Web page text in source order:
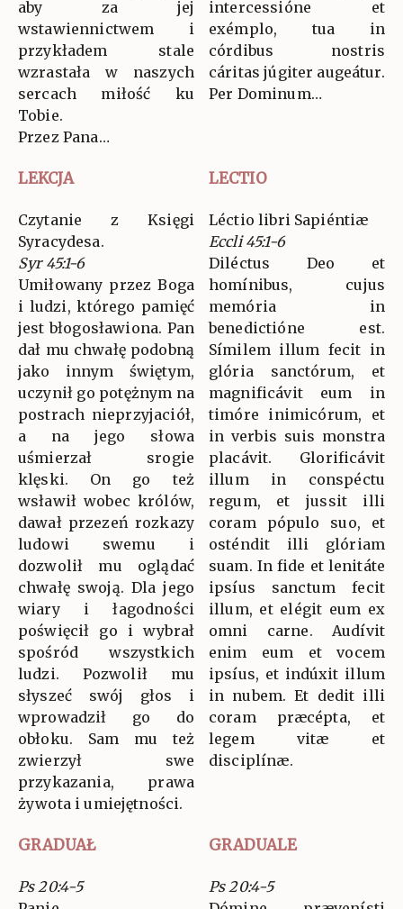
aby za jej
wstawiennictwem i
przykładem stale
wzrastała w naszych
sercach miłość ku
Tobie.
Przez Pana…
intercessióne et
exémplo, tua in
córdibus nostris
cáritas júgiter augeátur.
Per Dominum…
LEKCJA LECTIO
Czytanie z Księgi
Syracydesa.
Syr 45:1-6
Umiłowany przez Boga
i ludzi, którego pamięć
jest błogosławiona. Pan
dał mu chwałę podobną
jako innym świętym,
uczynił go potężnym na
postrach nieprzyjaciół,
a na jego słowa
uśmierzał srogie
klęski. On go też
wsławił wobec królów,
dawał przezeń rozkazy
ludowi swemu i
dozwolił mu oglądać
chwałę swoją. Dla jego
wiary i łagodności
poświęcił go i wybrał
spośród wszystkich
ludzi. Pozwolił mu
słyszeć swój głos i
wprowadził go do
obłoku. Sam mu też
zwierzył swe
przykazania, prawa
żywota i umiejętności.
Léctio libri Sapiéntiæ
Eccli 45:1-6
Diléctus Deo et
homínibus, cujus
memória in
benedictióne est.
Símilem illum fecit in
glória sanctórum, et
magnificávit eum in
timóre inimicórum, et
in verbis suis monstra
placávit. Glorificávit
illum in conspéctu
regum, et jussit illi
coram pópulo suo, et
osténdit illi glóriam
suam. In fide et lenitáte
ipsíus sanctum fecit
illum, et elégit eum ex
omni carne. Audívit
enim eum et vocem
ipsíus, et indúxit illum
in nubem. Et dedit illi
coram præcépta, et
legem vitæ et
disciplínæ.
GRADUAŁ GRADUALE
Ps 20:4-5
Ps 20:4-5